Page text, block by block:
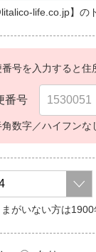
life.co.jp】の
号を入力すると住
番号
数字／ハイフンな
がいない方は1900